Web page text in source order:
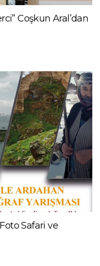
Coşkun Aral’dan
Safari ve